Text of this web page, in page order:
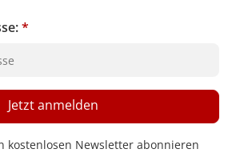
*
kostenlosen Newsletter abonnieren
Jetzt anmelden